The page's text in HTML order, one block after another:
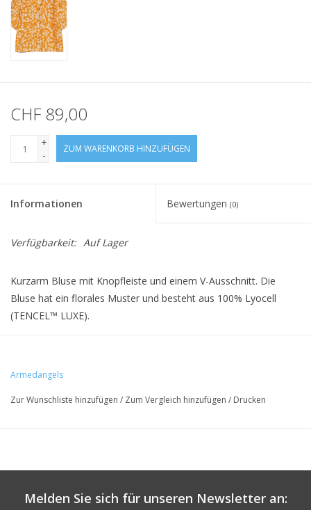
CHF 89,00
+
-
ZUM WARENKORB HINZUFÜGEN
Informationen Bewertungen (0)
Verfügbarkeit: Auf Lager
Kurzarm Bluse mit Knopfleiste und einem V-Ausschnitt. Die
Bluse hat ein florales Muster und besteht aus 100% Lyocell
(TENCEL™ LUXE).
Armedangels
Zur Wunschliste hinzufügen / Zum Vergleich hinzufügen / Drucken
Melden Sie sich für unseren Newsletter an: